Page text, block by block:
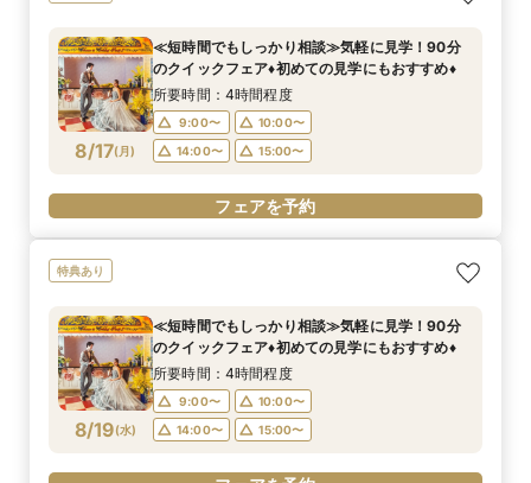
8/16(日)
9:00〜
10:00〜
14:00〜
15:00〜
フェアを予約
8/16(日)
9:00〜
10:00〜
14:00〜
15:00〜
フェアを予約
8/16(日)
9:00〜
10:00〜
14:00〜
15:00〜
フェアを予約
8/17(月)
≪短時間でもしっかり相談≫気軽に見学！90分
のクイックフェア♦初めての見学にもおすすめ♦
所要時間：4時間程度
9:00〜
10:00〜
14:00〜
15:00〜
フェアを予約
特典あり
8/19(水)
≪短時間でもしっかり相談≫気軽に見学！90分
のクイックフェア♦初めての見学にもおすすめ♦
所要時間：4時間程度
9:00〜
10:00〜
14:00〜
15:00〜